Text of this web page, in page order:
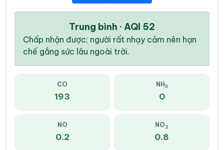
Trung bình · AQI 52
Chấp nhận được; người rất nhạy cảm nên hạn
chế gắng sức lâu ngoài trời.
CO
193
NH 3
0
NO
0.2
NO2
0.8